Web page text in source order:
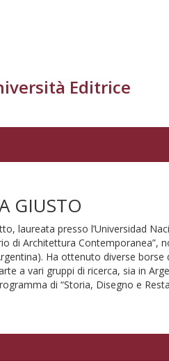
Editrice
GIUSTO
laureata presso l’Universidad
di Architettura Contemporanea”,
Ha ottenuto diverse
a vari gruppi di ricerca, sia in
di “Storia, Disegno e